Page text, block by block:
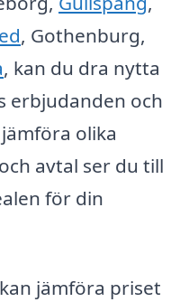
, Gothenburg,
, kan du dra nytta
erbjudanden och
olika
avtal ser du till
för din
jämföra priset